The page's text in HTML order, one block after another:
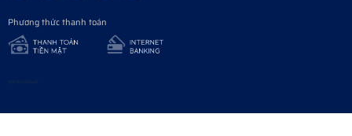
Phương thức thanh toán